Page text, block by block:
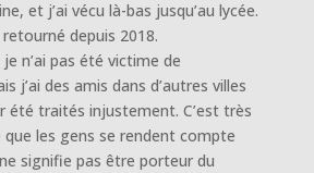
et j’ai vécu là-bas jusqu’au lycée.
retourné depuis 2018.
n’ai pas été victime de
j’ai des amis dans d’autres villes
été traités injustement. C’est très
que les gens se rendent compte
signifie pas être porteur du